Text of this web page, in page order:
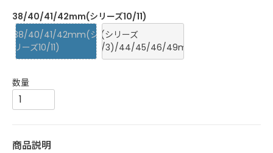
38/40/41/42mm(シリーズ10/11)
38/40/41/42mm(シ
リーズ10/11)
42(シリーズ
1/2/3)/44/45/46/49mm
商品説明